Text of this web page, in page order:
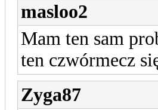
masloo2
Mam ten sam
ten czwórmecz
Zyga87